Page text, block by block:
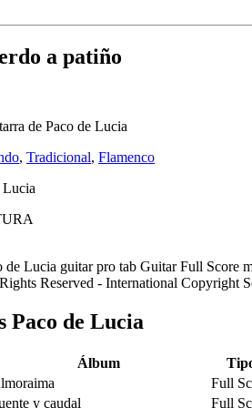
a patiño
de Paco de Lucia
, Tradicional, Flamenco
Lucia
Reserved - International Copyright
Paco de Lucia
Álbum
Full
y caudal
Full